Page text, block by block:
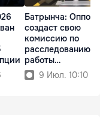
Батрынча:
создаст свою
комиссию по
расследованию
работы
госпредприятий
9 Июл. 10:10